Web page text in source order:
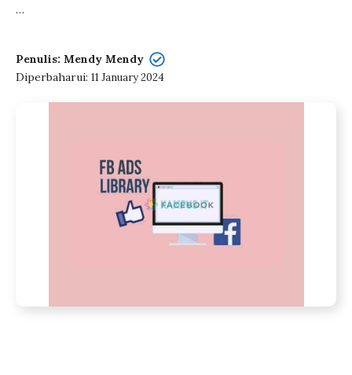
…
Penulis: Mendy Mendy
Diperbaharui: 11 January 2024